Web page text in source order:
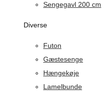
Sengegavl 200 cm
Diverse
Futon
Gæstesenge
Hængekøje
Lamelbunde